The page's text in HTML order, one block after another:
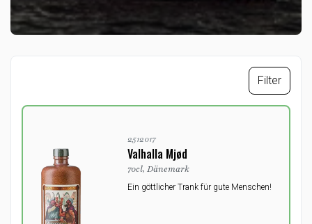
Filter
2512017
Valhalla Mjød
70cl, Dänemark
Ein göttlicher Trank für gute Menschen!